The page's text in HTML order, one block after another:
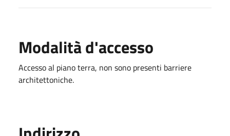
Modalità d'accesso
Accesso al piano terra, non sono presenti barriere
architettoniche.